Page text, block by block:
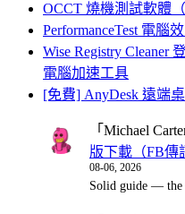
OCCT 燒機測試軟體
PerformanceTest 電腦
Wise Registry Cleaner
電腦加速工具
[免費] AnyDesk 遠端
「 Michael
版下載（FB傳
08-06, 2026
Solid guide —